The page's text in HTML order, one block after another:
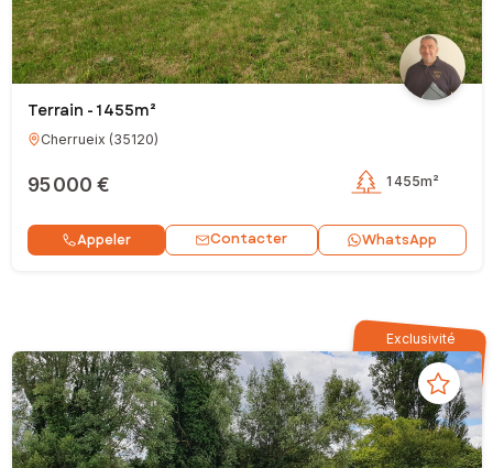
Terrain - 1 455m²
Cherrueix (35120)
95 000 € 1 455m²
Appeler Contacter WhatsApp
Exclusivité